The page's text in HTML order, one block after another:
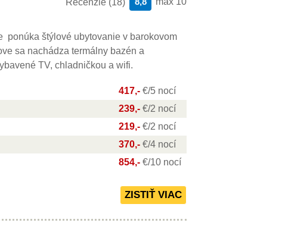
Recenzie (18)
ponúka štýlové ubytovanie v barokovom
sa nachádza termálny bazén a
TV, chladničkou a wifi.
417,- €/5 nocí
239,- €/2 nocí
219,- €/2 nocí
370,- €/4 nocí
854,- €/10 nocí